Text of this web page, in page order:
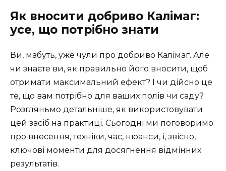
Як вносити добриво Калімаг:
усе, що потрібно знати
Ви, мабуть, уже чули про добриво Калімаг. Але
чи знаєте ви, як правильно його вносити, щоб
отримати максимальний ефект? І чи дійсно це
те, що вам потрібно для ваших полів чи саду?
Розгляньмо детальніше, як використовувати
цей засіб на практиці. Сьогодні ми поговоримо
про внесення, техніки, час, нюанси, і, звісно,
ключові моменти для досягнення відмінних
результатів.